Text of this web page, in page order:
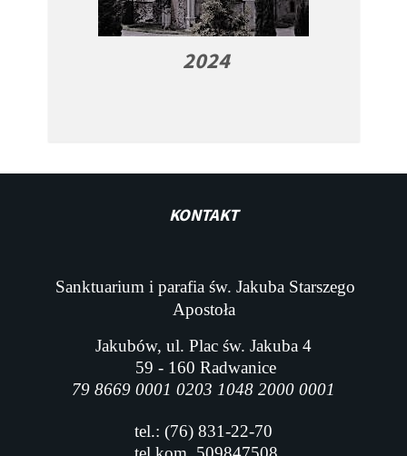
2024
KONTAKT
Sanktuarium i parafia św. Jakuba Starszego
Apostoła
Jakubów, ul. Plac św. Jakuba 4
59 - 160 Radwanice
79 8669 0001 0203 1048 2000 0001
tel.: (76) 831-22-70